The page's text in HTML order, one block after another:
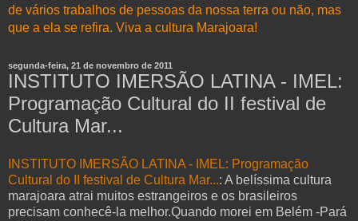
de vários trabalhos de pessoas da nossa terra ou não, mas
que a ela se refira. Viva a cultura Marajoara!
segunda-feira, 21 de novembro de 2011
INSTITUTO IMERSÃO LATINA - IMEL:
Programação Cultural do II festival de
Cultura Mar...
INSTITUTO IMERSÃO LATINA - IMEL: Programação
Cultural do II festival de Cultura Mar...: A belíssima cultura
marajoara atrai muitos estrangeiros e os brasileiros
precisam conhecê-la melhor.Quando morei em Belém -Pará